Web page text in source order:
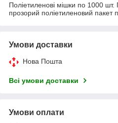
Поліетиленові мішки по 1000
прозорий поліетиленовий пакет
Умови доставки
Нова Пошта
Всі умови доставки
Умови оплати